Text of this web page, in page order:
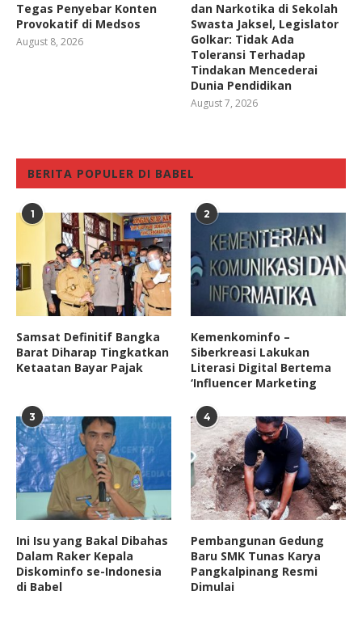
Tegas Penyebar Konten
Provokatif di Medsos
August 8, 2026
dan Narkotika di Sekolah
Swasta Jaksel, Legislator
Golkar: Tidak Ada
Toleransi Terhadap
Tindakan Mencederai
Dunia Pendidikan
August 7, 2026
BERITA POPULER DI BABEL
1
Samsat Definitif Bangka
Barat Diharap Tingkatkan
Ketaatan Bayar Pajak
2
Kemenkominfo –
Siberkreasi Lakukan
Literasi Digital Bertema
‘Influencer Marketing
3
Ini Isu yang Bakal Dibahas
Dalam Raker Kepala
Diskominfo se-Indonesia
di Babel
4
Pembangunan Gedung
Baru SMK Tunas Karya
Pangkalpinang Resmi
Dimulai